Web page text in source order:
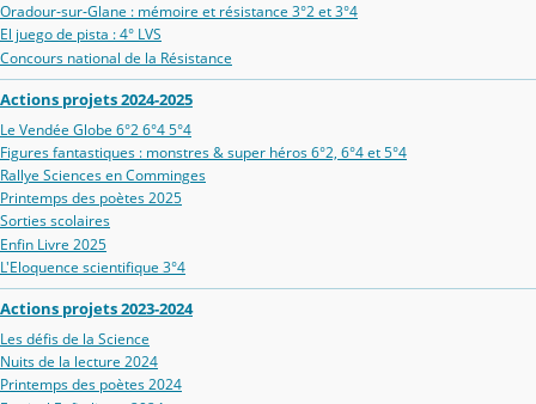
Oradour‑sur‑Glane : mémoire et résistance 3°2 et 3°4
El juego de pista : 4° LVS
Concours national de la Résistance
Actions projets 2024-2025
Le Vendée Globe 6°2 6°4 5°4
Figures fantastiques : monstres & super héros 6°2, 6°4 et 5°4
Rallye Sciences en Comminges
Printemps des poètes 2025
Sorties scolaires
Enfin Livre 2025
L'Eloquence scientifique 3°4
Actions projets 2023-2024
Les défis de la Science
Nuits de la lecture 2024
Printemps des poètes 2024